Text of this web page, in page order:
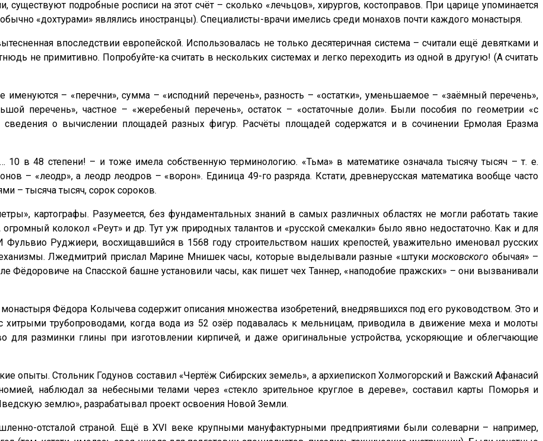
подробные росписи на этот счёт – сколько «лечьцов», хирургов, костоправов. При царице упоминается
«дохтурами» являлись иностранцы). Специалисты-врачи имелись среди монахов почти каждого монастыря.
впоследствии европейской. Использовалась не только десятеричная система – считали ещё девятками и
не примитивно. Попробуйте-ка считать в нескольких системах и легко переходить из одной в другую! (А считать
– «перечни», сумма – «исподний перечень», разность – «остатки», уменьшаемое – «заёмный перечень»,
перечень», частное – «жеребеный перечень», остаток – «остаточные доли». Были пособия по геометрии «с
о вычислении площадей разных фигур. Расчёты площадей содержатся и в сочинении Ермолая Еразма
10 в 48 степени! – и тоже имела собственную терминологию. «Тьма» в математике означала тысячу тысяч – т. е.
– «леодр», а леодр леодров – «ворон». Единица 49-го разряда. Кстати, древнерусская математика вообще часто
– тысяча тысяч, сорок сороков.
картографы. Разумеется, без фундаментальных знаний в самых различных областях не могли работать такие
колокол «Реут» и др. Тут уж природных талантов и «русской смекалки» было явно недостаточно. Как и для
Руджиери, восхищавшийся в 1568 году строительством наших крепостей, уважительно именовал русских
Лжедмитрий прислал Марине Мнишек часы, которые выделывали разные «штукимосковского обычая» –
Фёдоровиче на Спасской башне установили часы, как пишет чех Таннер, «наподобие пражских» – они вызванивали
Фёдора Колычева содержит описания множества изобретений, внедрявшихся под его руководством. Это и
с хитрыми трубопроводами, когда вода из 52 озёр подавалась к мельницам, приводила в движение меха и молоты
для разминки глины при изготовлении кирпичей, и даже оригинальные устройства, ускоряющие и облегчающие
опыты. Стольник Годунов составил «Чертёж Сибирских земель», а архиепископ Холмогорский и Важский Афанасий
наблюдал за небесными телами через «стекло зрительное круглое в дереве», составил карты Поморья и
землю», разрабатывал проект освоения Новой Земли.
отсталой страной. Ещё в XVI веке крупными мануфактурными предприятиями были солеварни – например,